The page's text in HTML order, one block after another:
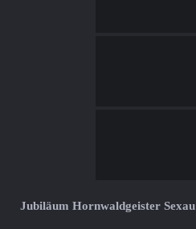
Jubiläum Hornwaldgeister Sexau